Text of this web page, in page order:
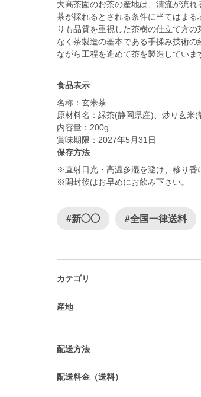
大高茶園のお茶の産地は、清流が流
茶が採れるとされる条件に当てはま
りも品質を重視した茶樹の仕立て方
なく茶製造の基本である手揉み技術
ながら工程を進めて茶を製造していま
食品表示
名称：玄米茶
原材料名：緑茶(静岡県産)、炒り玄米(
内容量：200g
賞味期限：2027年5月31日
保存方法
※直射日光・高温多湿を避け、移り香
※開封後はお早めにお飲み下さい。
#新◯◯ #全国一律送料
カテゴリ
産地
配送方法
配送料金（送料）